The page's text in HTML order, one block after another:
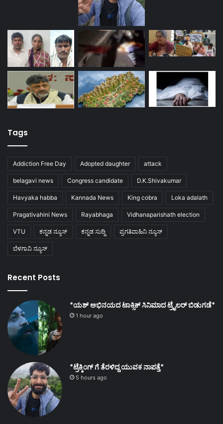
Tags
Addiction Free Day Adopted daughter attack
belagavi news Congress candidate D.K.Shivakumar
Havyaka habba Kannada News King cobra Loka adalath
Pragativahini News Rayabhaga Vidhanaparishath election
VTU ಕನ್ನಡ ನ್ಯೂಸ್ ಕನ್ನಡ ಸುದ್ದಿ ಪ್ರಗತಿವಾಹಿನಿ ನ್ಯೂಸ್
ಬೆಳಗಾವಿ ನ್ಯೂಸ್
Recent Posts
*ಯಶ್ ಅಭಿನಯದ ಟಾಕ್ಸಿಕ್ ಸಿನಿಮಾದ ಟ್ರೈಲರ್ ಬಿಡುಗಡೆ*
1 hour ago
*ಟ್ರೆಕ್ಕಿಂಗ್ ಗೆ ತೆರಳಿದ್ದ ಯುವಕ ನಾಪತ್ತೆ*
5 hours ago